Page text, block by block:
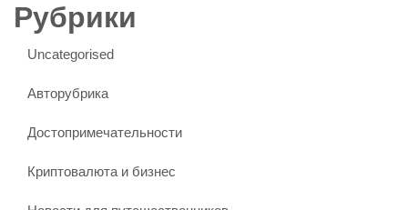
Рубрики
Uncategorised
Авторубрика
Достопримечательности
Криптовалюта и бизнес